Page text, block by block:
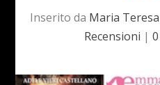
Inserito da Maria
Recensioni | 0